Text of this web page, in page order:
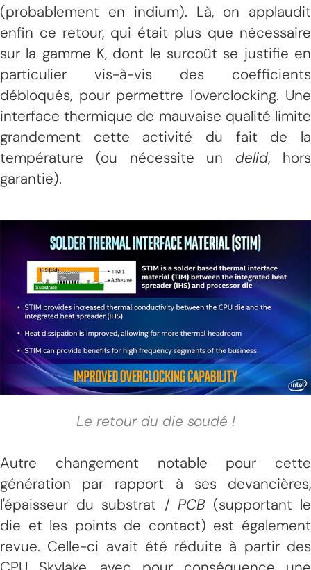
(probablement en indium). Là, on applaudit
enfin ce retour, qui était plus que nécessaire
sur la gamme K, dont le surcoût se justifie en
particulier vis-à-vis des coefficients
débloqués, pour permettre l'overclocking. Une
interface thermique de mauvaise qualité limite
grandement cette activité du fait de la
température (ou nécessite un delid, hors
garantie).
Le retour du die soudé !
Autre changement notable pour cette
génération par rapport à ses devancières,
l'épaisseur du substrat / PCB (supportant le
die et les points de contact) est également
revue. Celle-ci avait été réduite à partir des